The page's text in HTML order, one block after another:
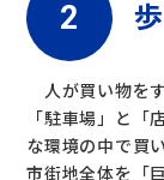
人が買い物を
「駐車場」と「
な環境の中で買
市街地全体を「